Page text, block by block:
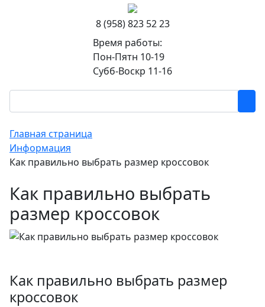
8 (958) 823 52 23
Время работы:
Пон-Пятн 10-19
Субб-Воскр 11-16
Главная страница
Информация
Как правильно выбрать размер кроссовок
Как правильно выбрать
размер кроссовок
Как правильно выбрать размер
кроссовок